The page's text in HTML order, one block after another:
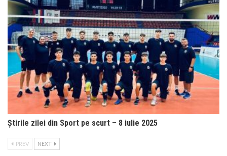
Știrile zilei din Sport pe scurt – 8 iulie 2025
PREV NEXT